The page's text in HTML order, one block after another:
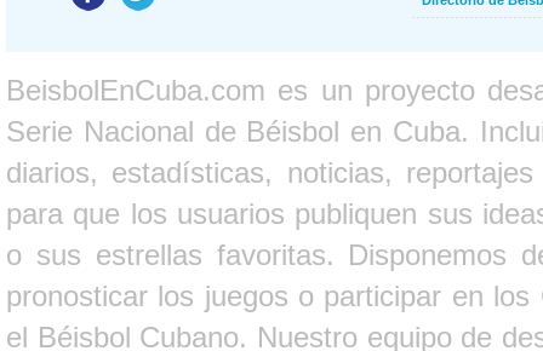
BeisbolEnCuba.com es un proyecto
Serie Nacional de Béisbol en Cuba.
diarios, estadísticas, noticias,
para que los usuarios publiquen sus
o sus estrellas favoritas. Disponemos
pronosticar los juegos o participar en
el Béisbol Cubano. Nuestro equipo de